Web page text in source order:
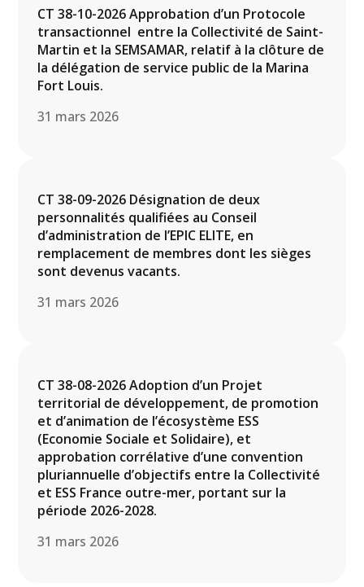
CT 38-10-2026 Approbation d’un Protocole
transactionnel entre la Collectivité de Saint-
Martin et la SEMSAMAR, relatif à la clôture de
la délégation de service public de la Marina
Fort Louis.
31 mars 2026
CT 38-09-2026 Désignation de deux
personnalités qualifiées au Conseil
d’administration de l’EPIC ELITE, en
remplacement de membres dont les sièges
sont devenus vacants.
31 mars 2026
CT 38-08-2026 Adoption d’un Projet
territorial de développement, de promotion
et d’animation de l’écosystème ESS
(Economie Sociale et Solidaire), et
approbation corrélative d’une convention
pluriannuelle d’objectifs entre la Collectivité
et ESS France outre-mer, portant sur la
période 2026-2028.
31 mars 2026